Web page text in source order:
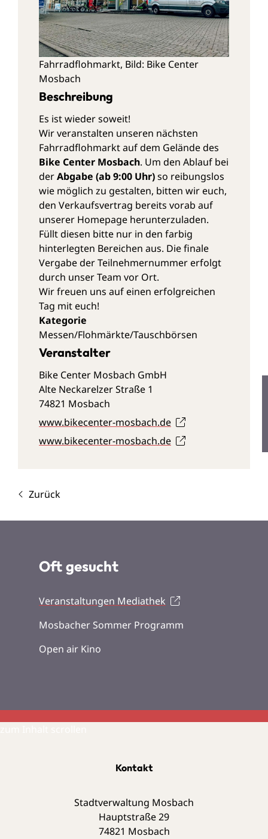
Fahrradflohmarkt, Bild: Bike Center
Mosbach
Beschreibung
Es ist wieder soweit!
Wir veranstalten unseren nächsten
Fahrradflohmarkt auf dem Gelände des
Bike Center Mosbach. Um den Ablauf bei
derAbgabe (ab 9:00 Uhr)so reibungslos
wie möglich zu gestalten, bitten wir euch,
den Verkaufsvertrag bereits vorab auf
unserer Homepage herunterzuladen.
Füllt diesen bitte nur in den farbig
hinterlegten Bereichen aus. Die finale
Vergabe der Teilnehmernummer erfolgt
durch unser Team vor Ort.
Wir freuen uns auf einen erfolgreichen
Tag mit euch!
Messen/Flohmärkte/Tauschbörsen
Veranstalter
Bike Center Mosbach GmbH
Alte Neckarelzer Straße 1
74821 Mosbach
www.bikecenter-mosbach.de
www.bikecenter-mosbach.de
Zurück
Oft gesucht
Veranstaltungen Mediathek
Mosbacher Sommer Programm
Open air Kino
Kontakt
Stadtverwaltung Mosbach
Hauptstraße 29
74821 Mosbach